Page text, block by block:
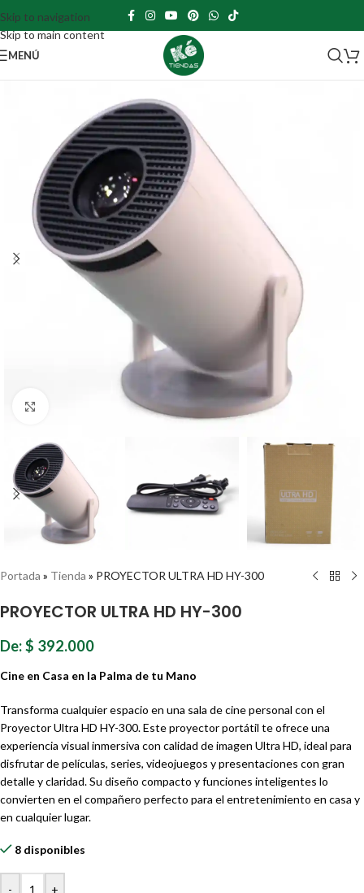
Skip to navigation
Skip to main content
MENÚ
Haz clic para ampliar
Portada » Tienda » PROYECTOR ULTRA HD HY-300
PROYECTOR ULTRA HD HY-300
De:$ 392.000
Cine en Casa en la Palma de tu Mano
Transforma cualquier espacio en una sala de cine personal con el
Proyector Ultra HD HY-300. Este proyector portátil te ofrece una
experiencia visual inmersiva con calidad de imagen Ultra HD, ideal para
disfrutar de películas, series, videojuegos y presentaciones con gran
detalle y claridad. Su diseño compacto y funciones inteligentes lo
convierten en el compañero perfecto para el entretenimiento en casa y
en cualquier lugar.
8 disponibles
- +